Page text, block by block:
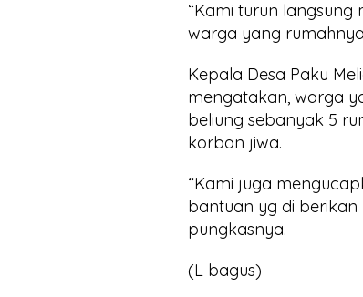
“Kami turun
warga yang
Kepala Desa Paku
mengatakan, warga
beliung sebanyak 5
korban jiwa.
“Kami juga
bantuan yg di
pungkasnya.
(L bagus)